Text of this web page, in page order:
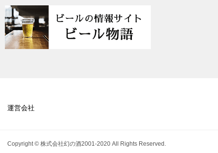
運営会社
Copyright © 株式会社幻の酒2001-2020 All Rights Reserved.